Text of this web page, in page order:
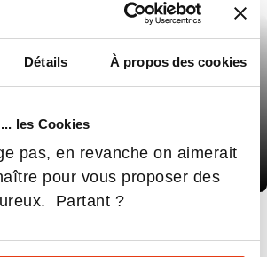
Détails À propos des cookies
les Cookies
pas, en revanche on aimerait
pour vous proposer des
Partant ?